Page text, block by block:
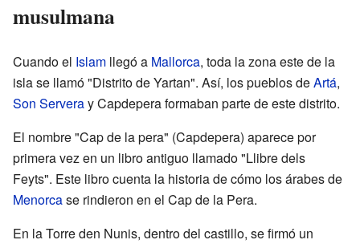
musulmana
Cuando el Islam llegó a Mallorca, toda la zona este de la
isla se llamó "Distrito de Yartan". Así, los pueblos deArtá,
Son Serveray Capdepera formaban parte de este distrito.
El nombre "Cap de la pera" (Capdepera) aparece por
primera vez en un libro antiguo llamado "Llibre dels
Feyts". Este libro cuenta la historia de cómo los árabes de
Menorcase rindieron en el Cap de la Pera.
En la Torre den Nunis, dentro del castillo, se firmó un